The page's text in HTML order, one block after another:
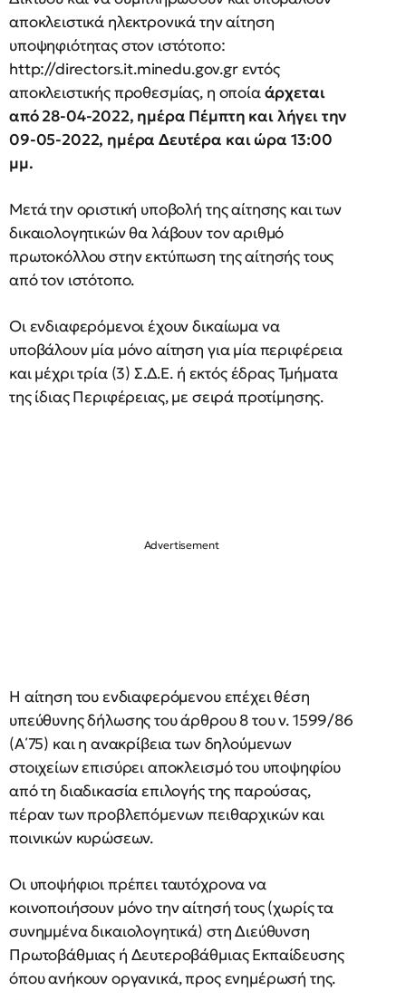
αποκλειστικά ηλεκτρονικά την αίτηση
υποψηφιότητας στον ιστότοπο:
http://directors.it.minedu.gov.gr εντός
αποκλειστικής προθεσμίας, η οποίαάρχεται
από 28-04-2022, ημέρα Πέμπτη και λήγει την
09-05-2022, ημέρα Δευτέρα και ώρα 13:00
μμ.
Μετά την οριστική υποβολή της αίτησης και των
δικαιολογητικών θα λάβουν τον αριθμό
πρωτοκόλλου στην εκτύπωση της αίτησής τους
από τον ιστότοπο.
Οι ενδιαφερόμενοι έχουν δικαίωμα να
υποβάλουν μία μόνο αίτηση για μία περιφέρεια
και μέχρι τρία (3) Σ.Δ.Ε. ή εκτός έδρας Τμήματα
της ίδιας Περιφέρειας, με σειρά προτίμησης.
Η αίτηση του ενδιαφερόμενου επέχει θέση
υπεύθυνης δήλωσης του άρθρου 8 του ν. 1599/86
(Α΄75) και η ανακρίβεια των δηλούμενων
στοιχείων επισύρει αποκλεισμό του υποψηφίου
από τη διαδικασία επιλογής της παρούσας,
πέραν των προβλεπόμενων πειθαρχικών και
ποινικών κυρώσεων.
Οι υποψήφιοι πρέπει ταυτόχρονα να
κοινοποιήσουν μόνο την αίτησή τους (χωρίς τα
συνημμένα δικαιολογητικά) στη Διεύθυνση
Πρωτοβάθμιας ή Δευτεροβάθμιας Εκπαίδευσης
όπου ανήκουν οργανικά, προς ενημέρωσή της.